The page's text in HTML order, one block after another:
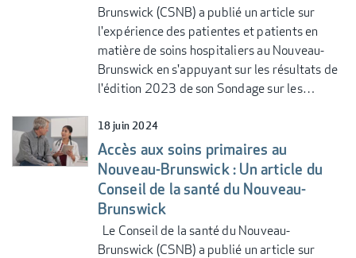
Brunswick (CSNB) a publié un article sur
l'expérience des patientes et patients en
matière de soins hospitaliers au Nouveau-
Brunswick en s'appuyant sur les résultats de
l'édition 2023 de son Sondage sur les…
18 juin 2024
Accès aux soins primaires au
Nouveau-Brunswick : Un article du
Conseil de la santé du Nouveau-
Brunswick
Le Conseil de la santé du Nouveau-
Brunswick (CSNB) a publié un article sur